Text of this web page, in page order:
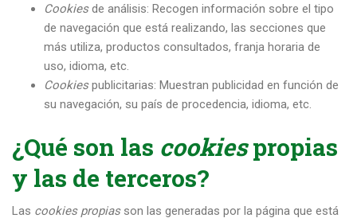
Cookiesde análisis: Recogen información sobre el tipo
de navegación que está realizando, las secciones que
más utiliza, productos consultados, franja horaria de
uso, idioma, etc.
Cookiespublicitarias: Muestran publicidad en función de
su navegación, su país de procedencia, idioma, etc.
¿Qué son las cookiespropias
y las de terceros?
Las cookies propiasson las generadas por la página que está